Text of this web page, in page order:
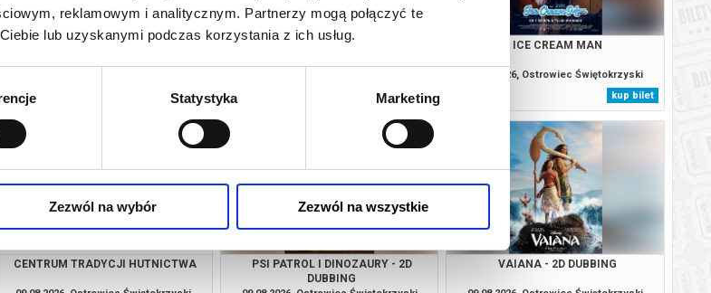
reklamowym i analitycznym. Partnerzy mogą połączyć te
lub uzyskanymi podczas korzystania z ich usług.
Statystyka Marketing
Zezwól na wybór Zezwól na wszystkie
PSI PATROL I DINOZAURY - 2D
kup bilet
ODYSEJA
kup bilet
ICE CREAM MAN
08.08.2026, Ostrowiec Świętokrzyski
kup bilet
CENTRUM TRADYCJI HUTNICTWA
PSI PATROL I DINOZAURY - 2D
DUBBING
VAIANA - 2D DUBBING